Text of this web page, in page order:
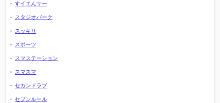
すイエんサー
スタジオパーク
スッキリ
スポーツ
スマステーション
スマスマ
セカンドラブ
セブンルール